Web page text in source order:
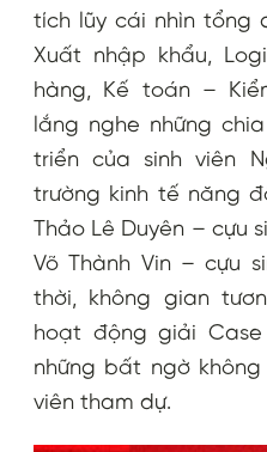
tích lũy cái nhìn tổng
Xuất nhập khẩu,
hàng, Kế toán –
lắng nghe những
triển của sinh viên
trường kinh tế năng
Thảo Lê Duyên – cựu
Võ Thành Vin – cựu
thời, không gian
hoạt động giải
những bất ngờ
viên tham dự.